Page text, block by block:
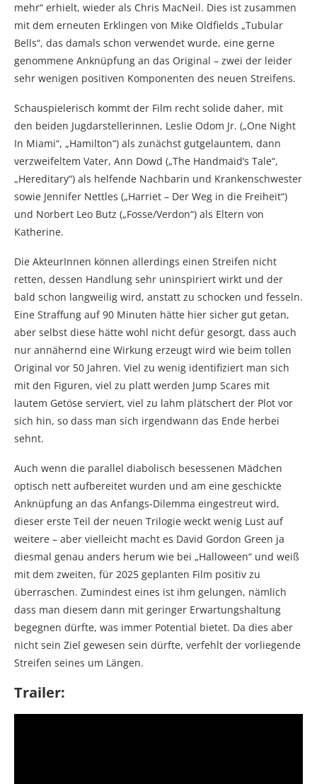
mehr“ erhielt, wieder als Chris MacNeil. Dies ist zusammen
mit dem erneuten Erklingen von Mike Oldfields „Tubular
Bells“, das damals schon verwendet wurde, eine gerne
genommene Anknüpfung an das Original – zwei der leider
sehr wenigen positiven Komponenten des neuen Streifens.
Schauspielerisch kommt der Film recht solide daher, mit
den beiden Jugdarstellerinnen, Leslie Odom Jr. („One Night
In Miami“, „Hamilton“) als zunächst gutgelauntem, dann
verzweifeltem Vater, Ann Dowd („The Handmaid’s Tale“,
„Hereditary“) als helfende Nachbarin und Krankenschwester
sowie Jennifer Nettles („Harriet – Der Weg in die Freiheit“)
und Norbert Leo Butz („Fosse/Verdon“) als Eltern von
Katherine.
Die AkteurInnen können allerdings einen Streifen nicht
retten, dessen Handlung sehr uninspiriert wirkt und der
bald schon langweilig wird, anstatt zu schocken und fesseln.
Eine Straffung auf 90 Minuten hätte hier sicher gut getan,
aber selbst diese hätte wohl nicht defür gesorgt, dass auch
nur annähernd eine Wirkung erzeugt wird wie beim tollen
Original vor 50 Jahren. Viel zu wenig identifiziert man sich
mit den Figuren, viel zu platt werden Jump Scares mit
lautem Getöse serviert, viel zu lahm plätschert der Plot vor
sich hin, so dass man sich irgendwann das Ende herbei
sehnt.
Auch wenn die parallel diabolisch besessenen Mädchen
optisch nett aufbereitet wurden und am eine geschickte
Anknüpfung an das Anfangs-Dilemma eingestreut wird,
dieser erste Teil der neuen Trilogie weckt wenig Lust auf
weitere – aber vielleicht macht es David Gordon Green ja
diesmal genau anders herum wie bei „Halloween“ und weiß
mit dem zweiten, für 2025 geplanten Film positiv zu
überraschen. Zumindest eines ist ihm gelungen, nämlich
dass man diesem dann mit geringer Erwartungshaltung
begegnen dürfte, was immer Potential bietet. Da dies aber
nicht sein Ziel gewesen sein dürfte, verfehlt der vorliegende
Streifen seines um Längen.
Trailer: